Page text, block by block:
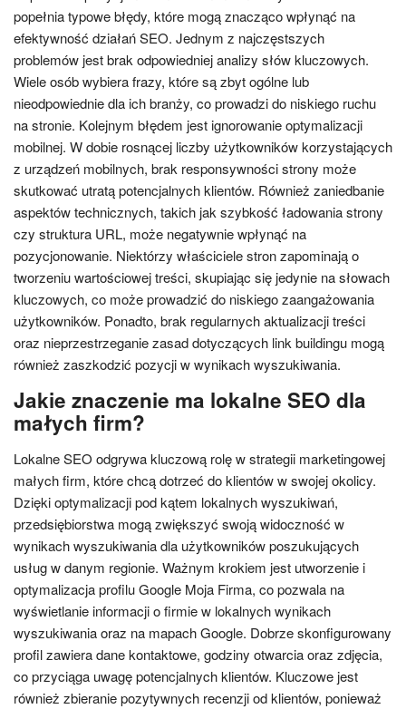
popełnia typowe błędy, które mogą znacząco wpłynąć na
efektywność działań SEO. Jednym z najczęstszych
problemów jest brak odpowiedniej analizy słów kluczowych.
Wiele osób wybiera frazy, które są zbyt ogólne lub
nieodpowiednie dla ich branży, co prowadzi do niskiego ruchu
na stronie. Kolejnym błędem jest ignorowanie optymalizacji
mobilnej. W dobie rosnącej liczby użytkowników korzystających
z urządzeń mobilnych, brak responsywności strony może
skutkować utratą potencjalnych klientów. Również zaniedbanie
aspektów technicznych, takich jak szybkość ładowania strony
czy struktura URL, może negatywnie wpłynąć na
pozycjonowanie. Niektórzy właściciele stron zapominają o
tworzeniu wartościowej treści, skupiając się jedynie na słowach
kluczowych, co może prowadzić do niskiego zaangażowania
użytkowników. Ponadto, brak regularnych aktualizacji treści
oraz nieprzestrzeganie zasad dotyczących link buildingu mogą
również zaszkodzić pozycji w wynikach wyszukiwania.
Jakie znaczenie ma lokalne SEO dla
małych firm?
Lokalne SEO odgrywa kluczową rolę w strategii marketingowej
małych firm, które chcą dotrzeć do klientów w swojej okolicy.
Dzięki optymalizacji pod kątem lokalnych wyszukiwań,
przedsiębiorstwa mogą zwiększyć swoją widoczność w
wynikach wyszukiwania dla użytkowników poszukujących
usług w danym regionie. Ważnym krokiem jest utworzenie i
optymalizacja profilu Google Moja Firma, co pozwala na
wyświetlanie informacji o firmie w lokalnych wynikach
wyszukiwania oraz na mapach Google. Dobrze skonfigurowany
profil zawiera dane kontaktowe, godziny otwarcia oraz zdjęcia,
co przyciąga uwagę potencjalnych klientów. Kluczowe jest
również zbieranie pozytywnych recenzji od klientów, ponieważ